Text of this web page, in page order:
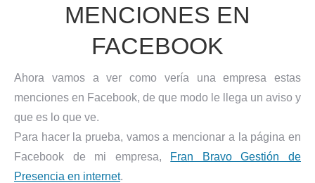
MENCIONES EN
FACEBOOK
Ahora vamos a ver como vería una empresa estas
menciones en Facebook, de que modo le llega un aviso y
que es lo que ve.
Para hacer la prueba, vamos a mencionar a la página en
Facebook de mi empresa,
Fran Bravo Gestión de
Presencia en internet.